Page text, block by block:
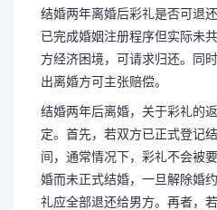
结婚两年离婚后彩礼是否可退
已完成婚姻注册程序但实际未
方经济困境，可请求归还。同
出离婚方可主张赔偿。
结婚两年后离婚，关于彩礼的
定。首先，若双方已正式登记
间，通常情况下，彩礼不会被
婚而未正式结婚，一旦解除婚
礼应全部退还给男方。再者，